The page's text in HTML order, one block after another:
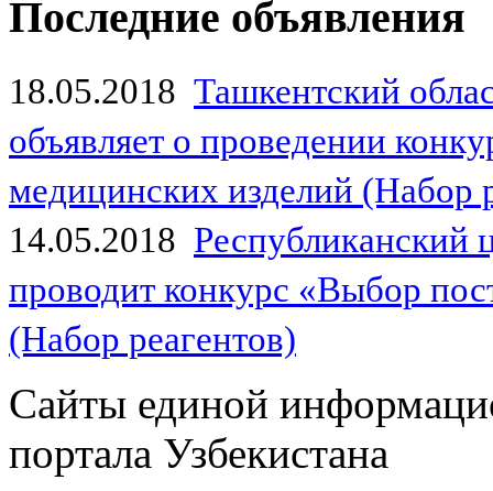
Последние объявления
18.05.2018 Ташкентский
объявляет о проведении
медицинских изделий (Набор
14.05.2018
проводит конкурс «Выбор
(Набор реагентов)
Сайты единой
портала Узбекистана